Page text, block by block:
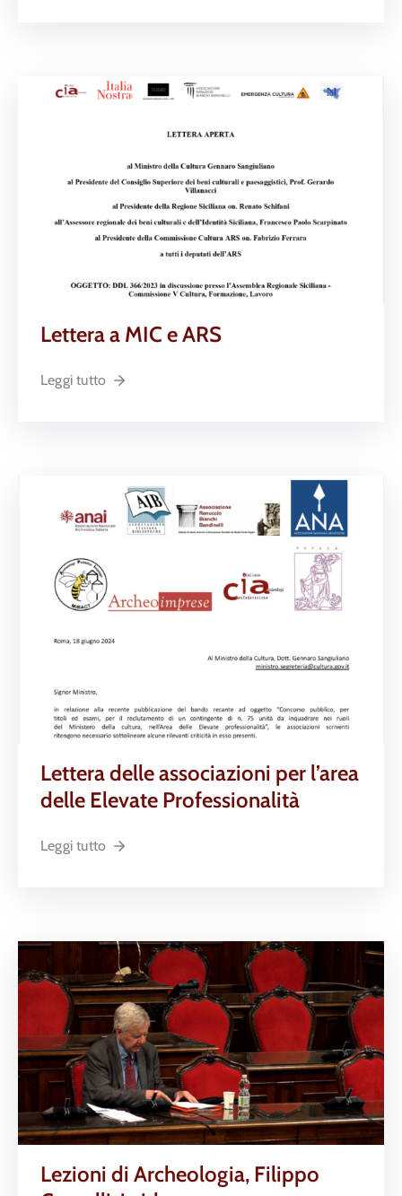
Lettera a MIC e ARS
Leggi tutto
Lettera delle associazioni per l’area
delle Elevate Professionalità
Leggi tutto
Lezioni di Archeologia, Filippo